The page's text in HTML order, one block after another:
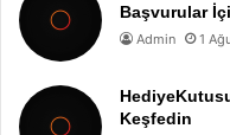
Başvurular
Admin 1
Keşfedin